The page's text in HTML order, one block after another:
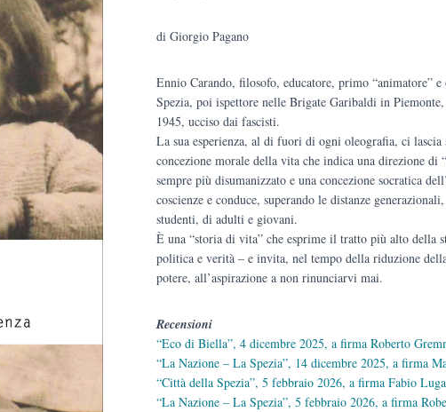
era:
€20.00.
€19.00.
di Giorgio Pagano
Ennio Carando, filosofo, educatore, primo “animatore”
Spezia, poi ispettore nelle Brigate Garibaldi in
1945, ucciso dai fascisti.
La sua esperienza, al di fuori di ogni oleografia, ci lascia
concezione morale della vita che indica una direzione di
sempre più disumanizzato e una concezione socratica
coscienze e conduce, superando le distanze
studenti, di adulti e giovani.
È una “storia di vita” che esprime il tratto più alto della
politica e verità – e invita, nel tempo della riduzione
potere, all’aspirazione a non rinunciarvi mai.
Recensioni
“Eco di Biella”, 4 dicembre 2025, a firma Roberto
“La Nazione – La Spezia”, 14 dicembre 2025, a firma
“Città della Spezia”, 5 febbraio 2026, a firma Fabio
“La Nazione – La Spezia”, 5 febbraio 2026, a firma